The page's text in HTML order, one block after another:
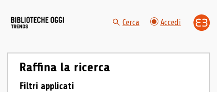
Cerca Accedi
Raffina la ricerca
Filtri applicati